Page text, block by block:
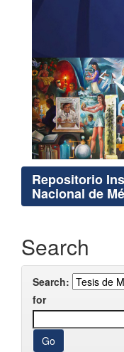
Repositorio
Nacional de
Search
Search:
for